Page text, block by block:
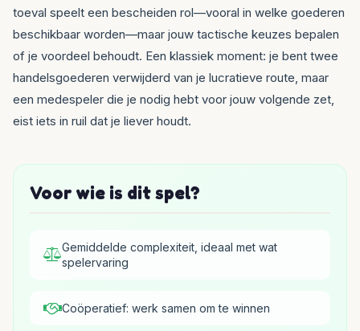
toeval speelt een bescheiden rol—vooral in welke goederen
beschikbaar worden—maar jouw tactische keuzes bepalen
of je voordeel behoudt. Een klassiek moment: je bent twee
handelsgoederen verwijderd van je lucratieve route, maar
een medespeler die je nodig hebt voor jouw volgende zet,
eist iets in ruil dat je liever houdt.
Voor wie is dit spel?
Gemiddelde complexiteit, ideaal met wat
spelervaring
Coöperatief: werk samen om te winnen